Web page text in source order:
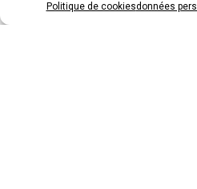
Politique de cookiesdonnées